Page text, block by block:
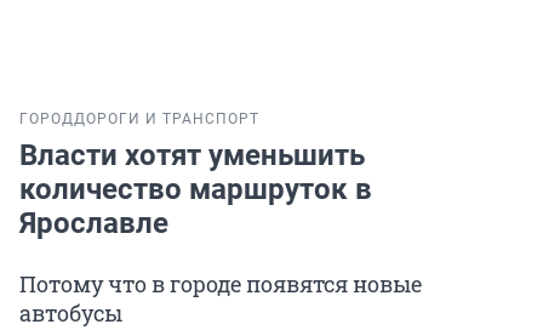
ГОРОДДОРОГИ И ТРАНСПОРТ
Власти хотят уменьшить
количество маршруток в
Ярославле
Потому что в городе появятся новые
автобусы